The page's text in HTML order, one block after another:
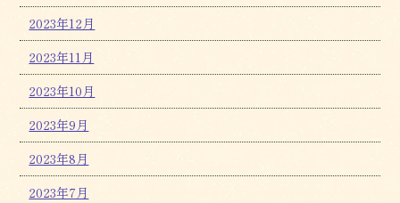
2023年12月
2023年11月
2023年10月
2023年9月
2023年8月
2023年7月